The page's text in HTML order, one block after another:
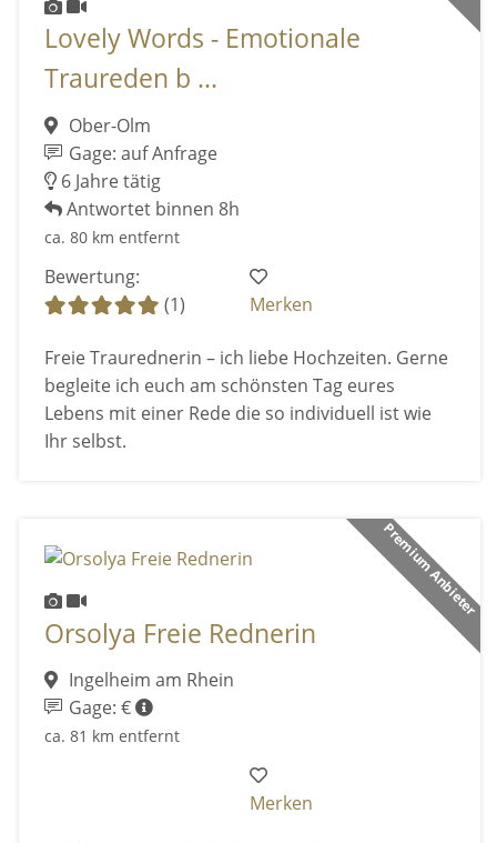
Lovely Words - Emotionale
Traureden b ...
Ober-Olm
Gage: auf Anfrage
6 Jahre tätig
Antwortet binnen 8h
ca. 80 km entfernt
Bewertung:
(1)
Merken
Freie Traurednerin – ich liebe Hochzeiten. Gerne
begleite ich euch am schönsten Tag eures
Lebens mit einer Rede die so individuell ist wie
Ihr selbst.
Premium Anbieter
Orsolya Freie Rednerin
Ingelheim am Rhein
Gage: €
ca. 81 km entfernt
Merken